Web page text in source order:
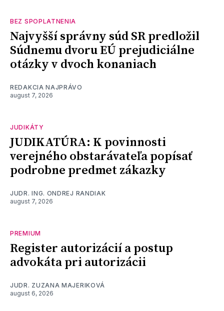
BEZ SPOPLATNENIA
Najvyšší správny súd SR predložil
Súdnemu dvoru EÚ prejudiciálne
otázky v dvoch konaniach
REDAKCIA NAJPRÁVO
august 7, 2026
JUDIKÁTY
JUDIKATÚRA: K povinnosti
verejného obstarávateľa popísať
podrobne predmet zákazky
JUDR. ING. ONDREJ RANDIAK
august 7, 2026
PREMIUM
Register autorizácií a postup
advokáta pri autorizácii
JUDR. ZUZANA MAJERIKOVÁ
august 6, 2026